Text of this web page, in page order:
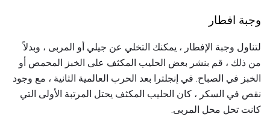
وجبة افطار
لتناول وجبة الإفطار ، يمكنك التخلي عن جيلي أو المربى ، وبدلاً
من ذلك ، قم بنشر بعض الحليب المكثف على الخبز المحمص أو
الخبز في الصباح. في إنجلترا بعد الحرب العالمية الثانية ، مع وجود
نقص في السكر ، كان الحليب المكثف يحتل المرتبة الأولى التي
كانت تحل محل المربى.